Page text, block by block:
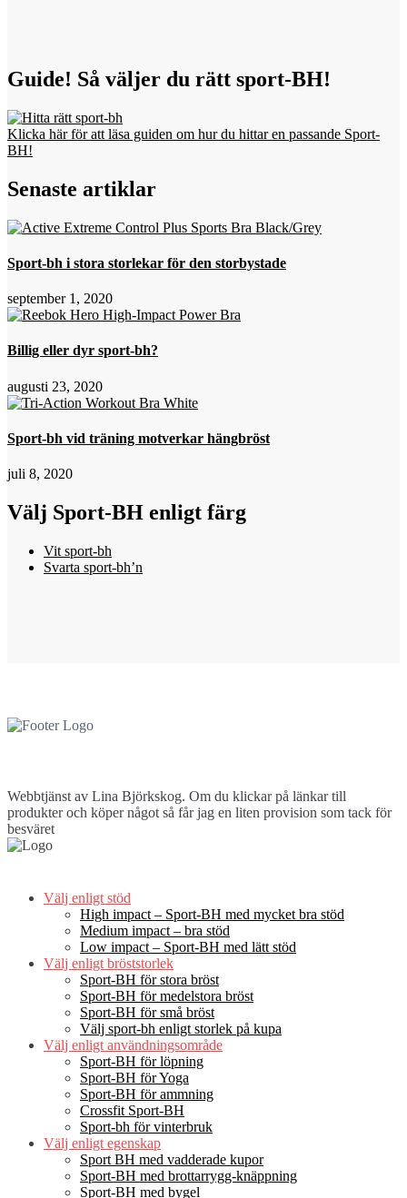
Guide! Så väljer du rätt sport-BH!
Klicka här för att läsa guiden om hur du hittar en passande Sport-
BH!
Senaste artiklar
Sport-bh i stora storlekar för den storbystade
september 1, 2020
Billig eller dyr sport-bh?
augusti 23, 2020
Sport-bh vid träning motverkar hängbröst
juli 8, 2020
Välj Sport-BH enligt färg
Vit sport-bh
Svarta sport-bh’n
Webbtjänst av Lina Björkskog. Om du klickar på länkar till
produkter och köper något så får jag en liten provision som tack för
besväret
Välj enligt stöd
High impact – Sport-BH med mycket bra stöd
Medium impact – bra stöd
Low impact – Sport-BH med lätt stöd
Välj enligt bröststorlek
Sport-BH för stora bröst
Sport-BH för medelstora bröst
Sport-BH för små bröst
Välj sport-bh enligt storlek på kupa
Välj enligt användningsområde
Sport-BH för löpning
Sport-BH för Yoga
Sport-BH för ammning
Crossfit Sport-BH
Sport-bh för vinterbruk
Välj enligt egenskap
Sport BH med vadderade kupor
Sport-BH med brottarrygg-knäppning
Sport-BH med bygel